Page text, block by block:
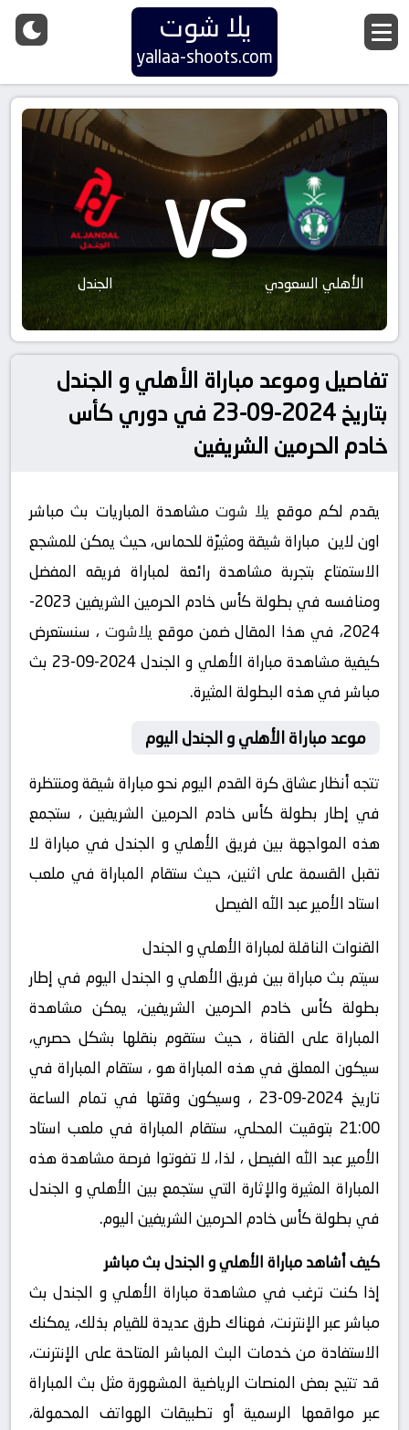
يلا شوت
yallaa-shoots.com
الأهلي السعودي VS الجندل
تفاصيل وموعد مباراة الأهلي و الجندل
بتاريخ 2024-09-23 في دوري كأس
خادم الحرمين الشريفين
يقدم لكم موقع يلا شوت مشاهدة المباريات بث مباشر
اون لاين مباراة شيقة ومثيرًة للحماس، حيث يمكن للمشجع
الاستمتاع بتجربة مشاهدة رائعة لمباراة فريقه المفضل
ومنافسه في بطولة كأس خادم الحرمين الشريفين 2023-
2024، في هذا المقال ضمن موقع
يلاشوت ، سنستعرض
كيفية مشاهدة مباراة الأهلي و الجندل 2024-09-23 بث
مباشر في هذه البطولة المثيرة.
موعد مباراة الأهلي و الجندل اليوم
تتجه أنظار عشاق كرة القدم اليوم نحو مباراة شيقة ومنتظرة
في إطار بطولة كأس خادم الحرمين الشريفين ، ستجمع
هذه المواجهة بين فريق الأهلي و الجندل في مباراة لا
تقبل القسمة على اثنين، حيث ستقام المباراة في ملعب
استاد الأمير عبد الله الفيصل
القنوات الناقلة لمباراة الأهلي و الجندل
سيتم بث مباراة بين فريق الأهلي و الجندل اليوم في إطار
بطولة كأس خادم الحرمين الشريفين، يمكن مشاهدة
المباراة على القناة ، حيث ستقوم بنقلها بشكل حصري،
سيكون المعلق في هذه المباراة هو ، ستقام المباراة في
تاريخ 2024-09-23 ، وسيكون وقتها في تمام الساعة
21:00 بتوقيت المحلي، ستقام المباراة في ملعب استاد
الأمير عبد الله الفيصل ، لذا، لا تفوتوا فرصة مشاهدة هذه
المباراة المثيرة والإثارة التي ستجمع بين الأهلي و الجندل
في بطولة كأس خادم الحرمين الشريفين اليوم.
كيف أشاهد مباراة الأهلي و الجندل بث مباشر
إذا كنت ترغب في مشاهدة مباراة الأهلي و الجندل بث
مباشر عبر الإنترنت، فهناك طرق عديدة للقيام بذلك، يمكنك
الاستفادة من خدمات البث المباشر المتاحة على الإنترنت،
قد تتيح بعض المنصات الرياضية المشهورة مثل بث المباراة
عبر مواقعها الرسمية أو تطبيقات الهواتف المحمولة،